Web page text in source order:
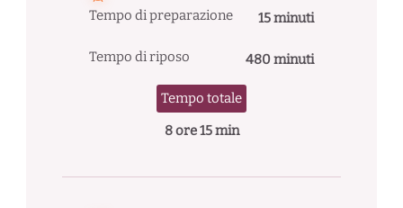
Tempo di preparazione 15 minuti
Tempo di riposo 480 minuti
Tempo totale
8 ore 15 min